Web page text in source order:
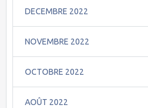
DECEMBRE 2022
NOVEMBRE 2022
OCTOBRE 2022
AOÛT 2022